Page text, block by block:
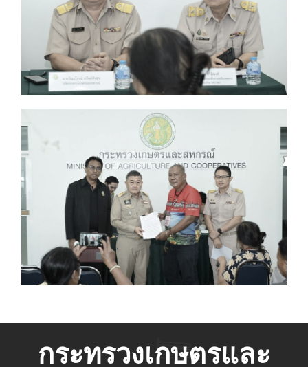
กระทรวงเกษตรและ